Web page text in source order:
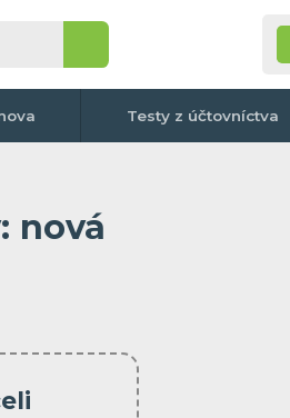
Testy z účtovníctva
nová